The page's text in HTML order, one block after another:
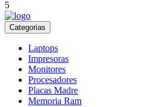
5
Categorias
Laptops
Impresoras
Monitores
Procesadores
Placas Madre
Memoria Ram